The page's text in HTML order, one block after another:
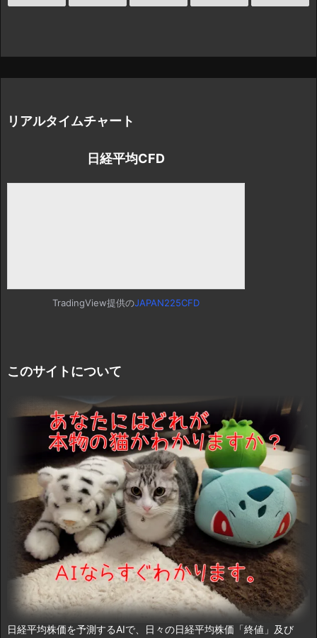
リアルタイムチャート
日経平均CFD
TradingView提供のJAPAN225CFD
このサイトについて
日経平均株価を予測するAIで、日々の日経平均株価「終値」及び